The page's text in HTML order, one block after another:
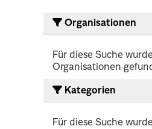
Organisationen
Für diese Suche
Organisationen
Kategorien
Für diese Suche